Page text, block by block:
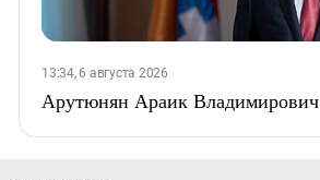
13:34, 6 августа 2026
Арутюнян Араик Владимирович